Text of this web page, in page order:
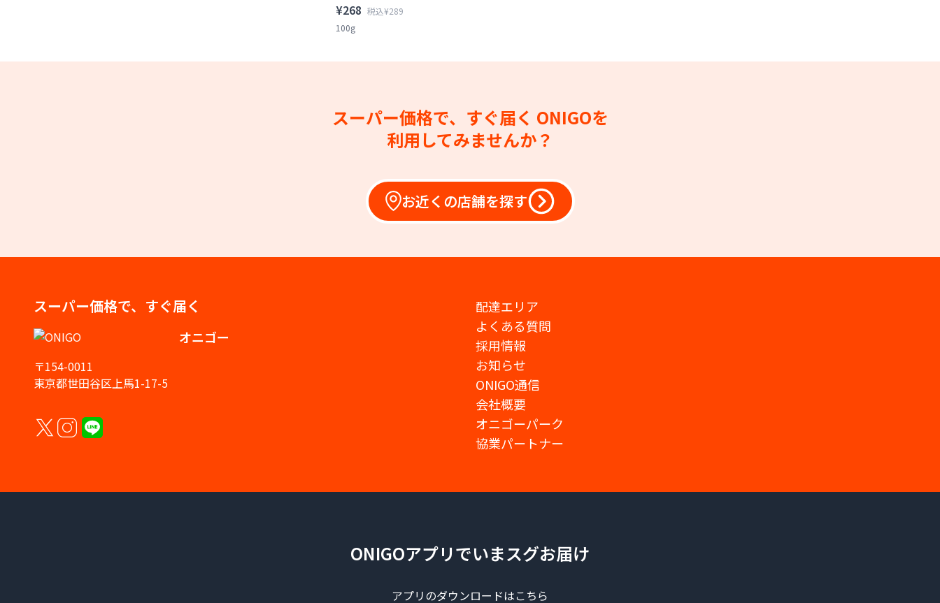
¥268 税込¥289
100g
スーパー価格で、すぐ届く ONIGOを
利用してみませんか？
お近くの店舗を探す
スーパー価格で、すぐ届く
オニゴー
〒154-0011
東京都世田谷区上馬1-17-5
配達エリア
よくある質問
採用情報
お知らせ
ONIGO通信
会社概要
オニゴーパーク
協業パートナー
ONIGOアプリでいまスグお届け
アプリのダウンロードはこちら